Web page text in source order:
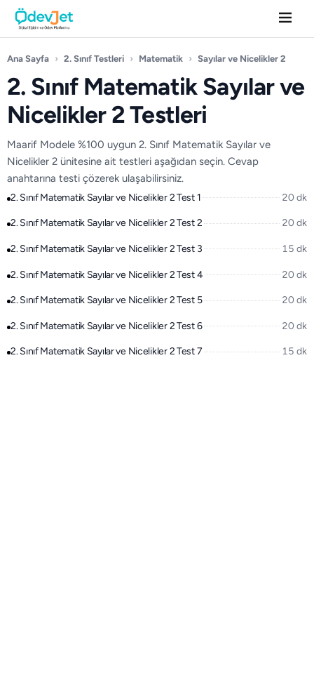
Ana Sayfa › 2. Sınıf Testleri › Matematik › Sayılar ve Nicelikler 2
2. Sınıf Matematik Sayılar ve
Nicelikler 2 Testleri
Maarif Modele %100 uygun 2. Sınıf Matematik Sayılar ve
Nicelikler 2 ünitesine ait testleri aşağıdan seçin. Cevap
anahtarına testi çözerek ulaşabilirsiniz.
2. Sınıf Matematik Sayılar ve Nicelikler 2 Test 1 20 dk
2. Sınıf Matematik Sayılar ve Nicelikler 2 Test 2 20 dk
2. Sınıf Matematik Sayılar ve Nicelikler 2 Test 3 15 dk
2. Sınıf Matematik Sayılar ve Nicelikler 2 Test 4 20 dk
2. Sınıf Matematik Sayılar ve Nicelikler 2 Test 5 20 dk
2. Sınıf Matematik Sayılar ve Nicelikler 2 Test 6 20 dk
2. Sınıf Matematik Sayılar ve Nicelikler 2 Test 7 15 dk